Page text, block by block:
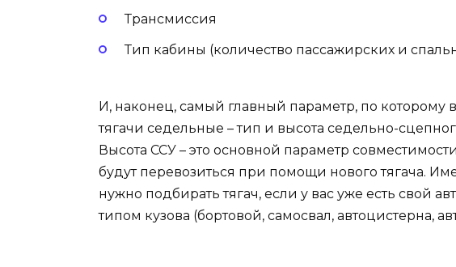
Трансмиссия
Тип кабины (количество пассажирских и
И, наконец, самый главный параметр, по
тягачи седельные – тип и высота седельно-
Высота ССУ – это основной параметр
будут перевозиться при помощи нового тягача.
нужно подбирать тягач, если у вас уже есть свой
типом кузова (бортовой, самосвал, автоцистерна,